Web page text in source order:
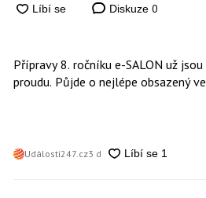
Diskuze 0
Přípravy 8. ročníku e-SALON už
proudu. Půjde o nejlépe obsazený
Události247.cz3 d